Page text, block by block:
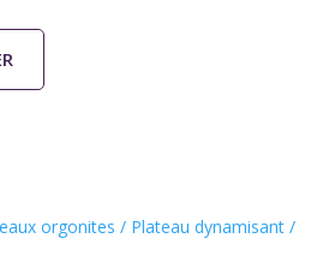
orgonites / Plateau dynamisant /